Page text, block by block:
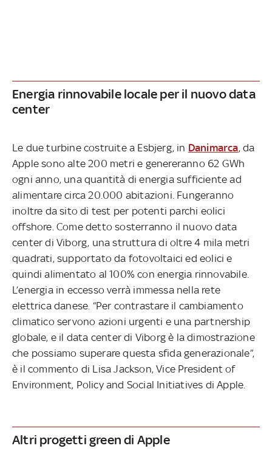
Energia rinnovabile locale per il nuovo data
center
Le due turbine costruite a Esbjerg, in Danimarca, da
Apple sono alte 200 metri e genereranno 62 GWh
ogni anno, una quantità di energia sufficiente ad
alimentare circa 20.000 abitazioni. Fungeranno
inoltre da sito di test per potenti parchi eolici
offshore. Come detto sosterranno il nuovo data
center di Viborg, una struttura di oltre 4 mila metri
quadrati, supportato da fotovoltaici ed eolici e
quindi alimentato al 100% con energia rinnovabile.
L’energia in eccesso verrà immessa nella rete
elettrica danese. “Per contrastare il cambiamento
climatico servono azioni urgenti e una partnership
globale, e il data center di Viborg è la dimostrazione
che possiamo superare questa sfida generazionale”,
è il commento di Lisa Jackson, Vice President of
Environment, Policy and Social Initiatives di Apple.
Altri progetti green di Apple